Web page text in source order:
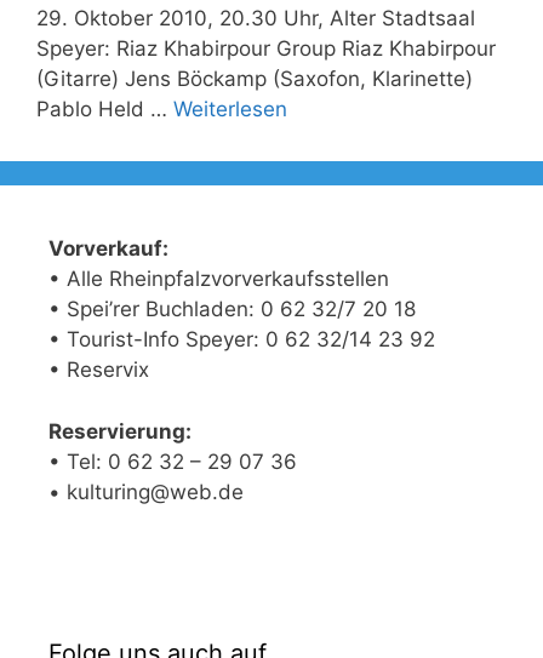
29. Oktober 2010, 20.30 Uhr, Alter Stadtsaal
Speyer: Riaz Khabirpour Group Riaz Khabirpour
(Gitarre) Jens Böckamp (Saxofon, Klarinette)
Pablo Held … Weiterlesen
Vorverkauf:
• Alle Rheinpfalzvorverkaufsstellen
• Spei’rer Buchladen: 0 62 32/7 20 18
• Tourist-Info Speyer: 0 62 32/14 23 92
• Reservix
Reservierung:
• Tel: 0 62 32 – 29 07 36
• kulturing@web.de